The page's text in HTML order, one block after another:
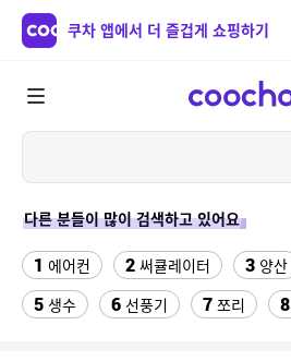
쿠차 앱에서 더 즐겁게 쇼핑하기
다른 분들이 많이 검색하고 있어요
1 에어컨 2 써큘레이터 3 양산
5 생수 6 선풍기 7 쪼리 8